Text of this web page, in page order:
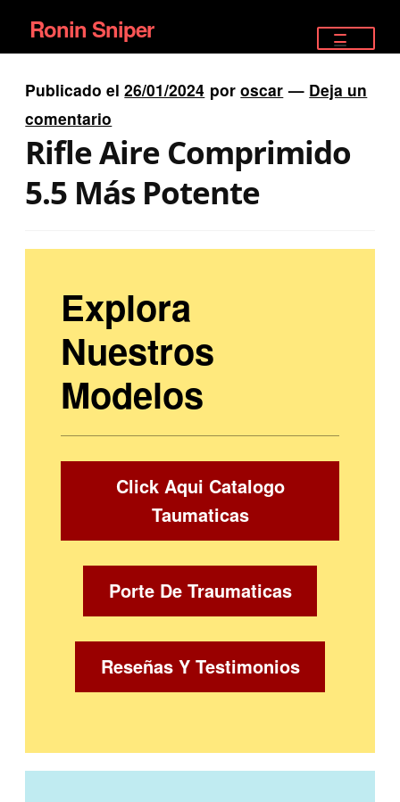
Ir
a
la
navegación
Ir
al
contenido
Ronin Sniper
PISTOLAS
RIFLES DEPORTIVOS
Publicado el26/01/2024 poroscar — Deja un
comentario
Rifle Aire Comprimido
5.5 Más Potente
Explora
Nuestros
Modelos
Click Aqui Catalogo
Taumaticas
Porte De Traumaticas
Reseñas Y Testimonios